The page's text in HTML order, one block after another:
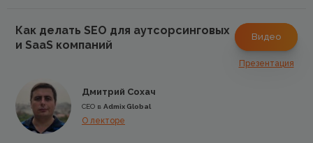
Как делать SEO для аутсорсинговых
и SaaS компаний
Видео
Презентация
Дмитрий Сохач
CEO в Admix Global
О лекторе